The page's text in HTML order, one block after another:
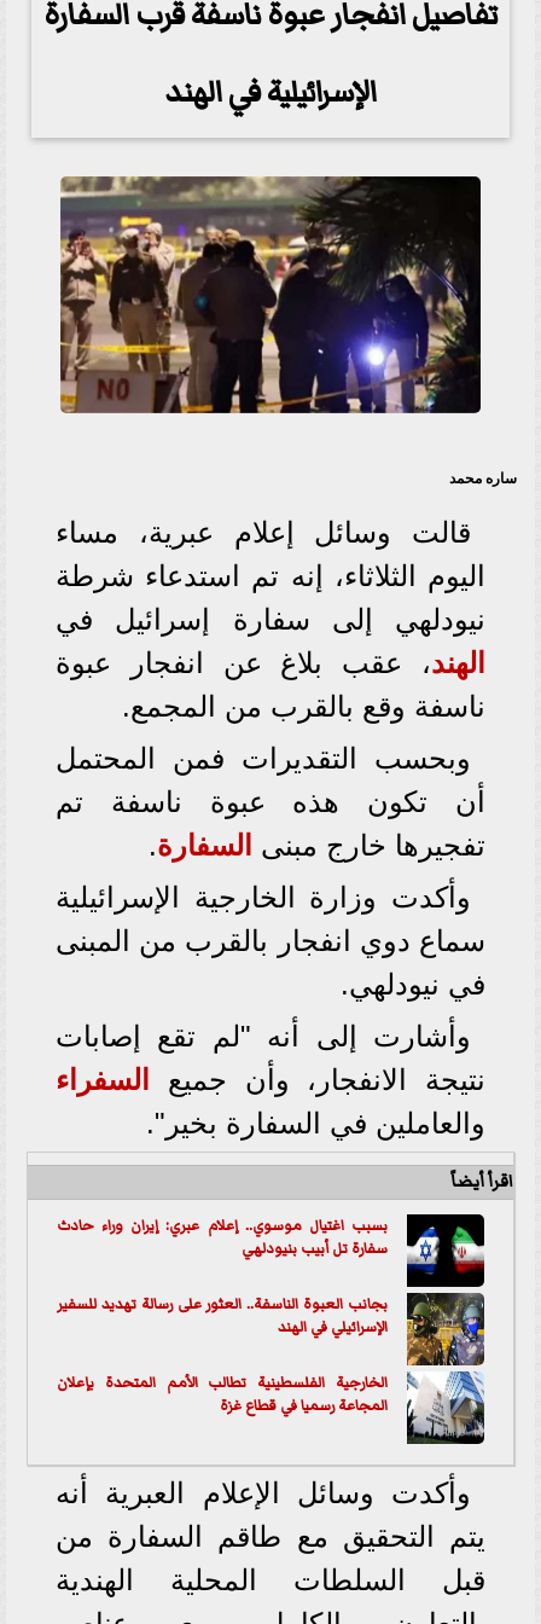
تفاصيل انفجار عبوة ناسفة قرب السفارة
الإسرائيلية في الهند
ساره محمد
قالت وسائل إعلام عبرية، مساء
اليوم الثلاثاء، إنه تم استدعاء شرطة
نيودلهي إلى سفارة إسرائيل في
الهند، عقب بلاغ عن انفجار عبوة
ناسفة وقع بالقرب من المجمع.
وبحسب التقديرات فمن المحتمل
أن تكون هذه عبوة ناسفة تم
تفجيرها خارج مبنى السفارة.
وأكدت وزارة الخارجية الإسرائيلية
سماع دوي انفجار بالقرب من المبنى
في نيودلهي.
وأشارت إلى أنه "لم تقع إصابات
نتيجة الانفجار، وأن جميع
السفراء
والعاملين في السفارة بخير".
اقرأ أيضاً
بسبب اغتيال موسوي.. إعلام عبري: إيران وراء حادث
سفارة تل أبيب بنيودلهي
بجانب العبوة الناسفة.. العثور على رسالة تهديد للسفير
الإسرائيلي في الهند
الخارجية الفلسطينية تطالب الأمم المتحدة بإعلان
المجاعة رسميا في قطاع غزة
وأكدت وسائل الإعلام العبرية أنه
يتم التحقيق مع طاقم السفارة من
قبل السلطات المحلية الهندية